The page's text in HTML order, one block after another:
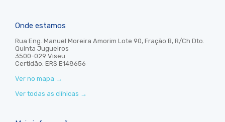
Onde estamos
Rua Eng. Manuel Moreira Amorim Lote 90, Fração B, R/Ch Dto.
Quinta Jugueiros
3500-029 Viseu
Certidão: ERS E148656
Ver no mapa →
Ver todas as clínicas →